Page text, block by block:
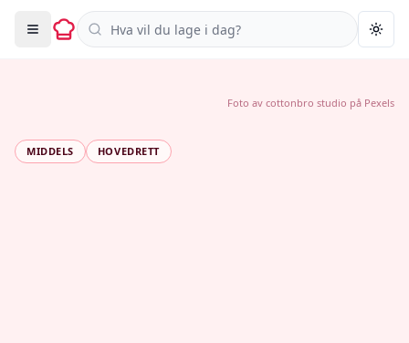
Søk i oppskrifter
MIDDELS HOVEDRETT
Foto av cottonbro studio på Pexels